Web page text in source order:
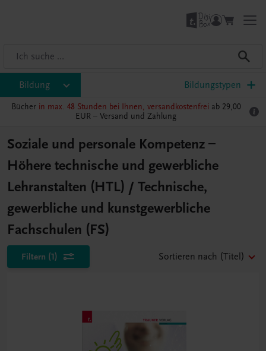
Bildung Bildungstypen
Bücher in max. 48 Stunden bei Ihnen, versandkostenfrei ab 29,00
EUR – Versand und Zahlung
Soziale und personale Kompetenz –
Höhere technische und gewerbliche
Lehranstalten (HTL) / Technische,
gewerbliche und kunstgewerbliche
Fachschulen (FS)
Filtern (1) Sortieren nach (Titel)